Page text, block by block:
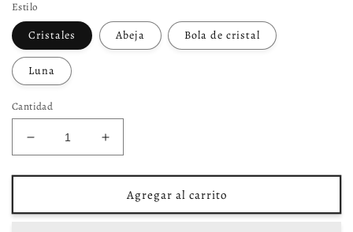
Estilo
Cristales Abeja Bola de cristal
Luna
Cantidad
Reducir
cantidad
para
terciopelo
Aumentar
cantidad
para
Bolsa
terciopelo
Agregar al carrito